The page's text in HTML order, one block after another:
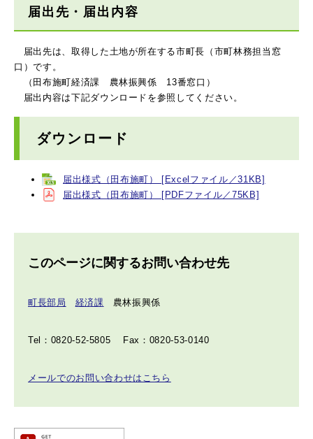
届出先・届出内容
届出先は、取得した土地が所在する市町長（市町林務担当窓
口）です。
（田布施町経済課 農林振興係 13番窓口）
届出内容は下記ダウンロードを参照してください。
ダウンロード
届出様式（田布施町） [Excelファイル／31KB]
届出様式（田布施町） [PDFファイル／75KB]
このページに関するお問い合わせ先
町長部局 経済課 農林振興係
Tel：0820-52-5805 Fax：0820-53-0140
メールでのお問い合わせはこちら